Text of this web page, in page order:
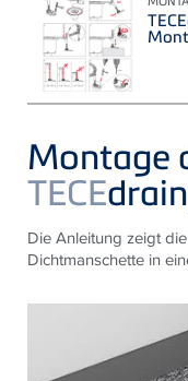
Montage
TECE
Die Anleitung zeigt
Dichtmanschette in